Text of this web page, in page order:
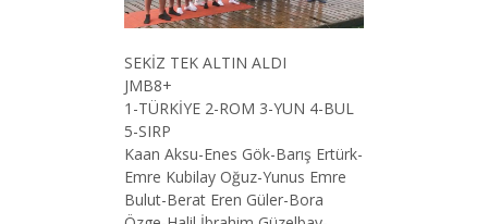
SEKİZ TEK ALTIN ALDI
JMB8+
1-TÜRKİYE 2-ROM 3-YUN 4-BUL
5-SIRP
Kaan Aksu-Enes Gök-Barış Ertürk-
Emre Kubilay Oğuz-Yunus Emre
Bulut-Berat Eren Güler-Bora